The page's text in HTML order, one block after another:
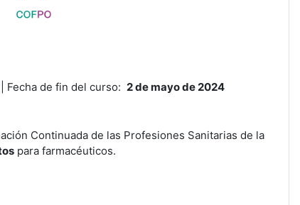
| Fecha de fin del curso:2 de mayo de 2024
Continuada de las Profesiones Sanitarias de la
para farmacéuticos.